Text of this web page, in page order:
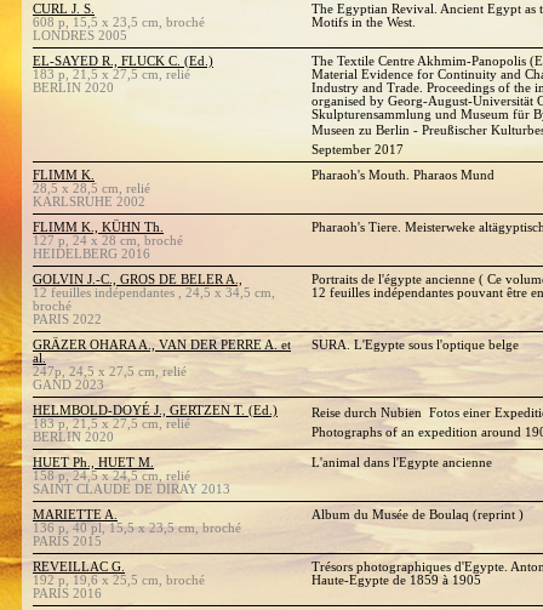
CURL J. S.
608 p, 15,5 x 23,5 cm, broché
LONDRES 2005
The Egyptian Revival. Ancient Egypt as
Motifs in the West.
EL-SAYED R., FLUCK C. (Ed.)
183 p, 21,5 x 27,5 cm, relié
BERLIN 2020
The Textile Centre Akhmim-Panopolis
Material Evidence for Continuity and
Industry and Trade. Proceedings of the
organised by Georg-August-Universität
Skulpturensammlung und Museum für
Museen zu Berlin - Preußischer
September 2017
FLIMM K.
28,5 x 28,5 cm, relié
KARLSRUHE 2002
Pharaoh's Mouth. Pharaos Mund
FLIMM K., KÜHN Th.
127 p, 24 x 28 cm, broché
HEIDELBERG 2016
Pharaoh's Tiere. Meisterweke
GOLVIN J.-C., GROS DE BELER A.,
12 feuilles indépendantes , 24,5 x 34,5 cm,
broché
PARIS 2022
Portraits de l'égypte ancienne ( Ce
12 feuilles indépendantes pouvant être
GRÄZER OHARA A., VAN DER PERRE A. et
al.
247p, 24,5 x 27,5 cm, relié
GAND 2023
SURA. L'Egypte sous l'optique belge
HELMBOLD-DOYÉ J., GERTZEN T. (Ed.)
183 p, 21,5 x 27,5 cm, relié
BERLIN 2020
Reise durch Nubien  Fotos einer
Photographs of an expedition around
HUET Ph., HUET M.
158 p, 24,5 x 24,5 cm, relié
SAINT CLAUDE DE DIRAY 2013
L'animal dans l'Egypte ancienne
MARIETTE A.
136 p, 40 pl, 15,5 x 23,5 cm, broché
PARIS 2015
Album du Musée de Boulaq (reprint )
REVEILLAC G.
192 p, 19,6 x 25,5 cm, broché
PARIS 2016
Trésors photographiques d'Egypte.
Haute-Egypte de 1859 à 1905